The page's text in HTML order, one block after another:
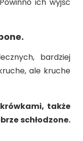
bardziej
ale kruche
także
schłodzone.